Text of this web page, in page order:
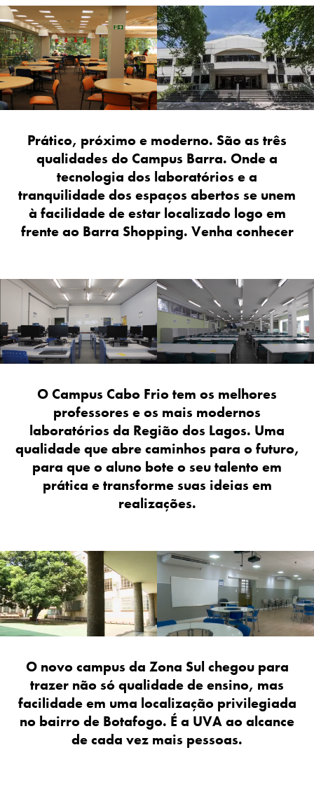
Prático, próximo e moderno. São as três
qualidades do Campus Barra. Onde a
tecnologia dos laboratórios e a
tranquilidade dos espaços abertos se unem
à facilidade de estar localizado logo em
frente ao Barra Shopping. Venha conhecer
O Campus Cabo Frio tem os melhores
professores e os mais modernos
laboratórios da Região dos Lagos. Uma
qualidade que abre caminhos para o futuro,
para que o aluno bote o seu talento em
prática e transforme suas ideias em
realizações.
O novo campus da Zona Sul chegou para
trazer não só qualidade de ensino, mas
facilidade em uma localização privilegiada
no bairro de Botafogo. É a UVA ao alcance
de cada vez mais pessoas.